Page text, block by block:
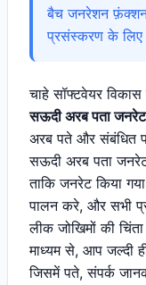
बैच जनरेशन
प्रसंस्करण के लिए
चाहे सॉफ्टवेयर विकास
सऊदी अरब पता
अरब पते और संबंधित
सऊदी अरब पता
ताकि जनरेट किया
पालन करे, और सभी
लीक जोखिमों की
माध्यम से, आप जल्दी
जिसमें पते, संपर्क